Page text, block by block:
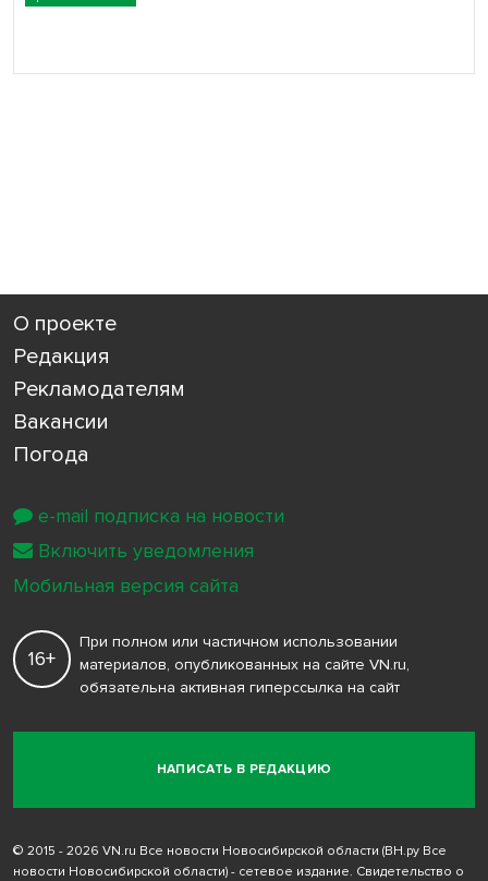
О проекте
Редакция
Рекламодателям
Вакансии
Погода
НАПИСАТЬ В РЕДАКЦИЮ
16+
При полном или частичном использовании
материалов, опубликованных на сайте VN.ru,
обязательна активная гиперссылка на сайт
© 2015 - 2026 VN.ru Все новости Новосибирской области (ВН.ру Все
новости Новосибирской области) - сетевое издание. Свидетельство о
e-mail подписка на новости
Включить уведомления
Мобильная версия сайта